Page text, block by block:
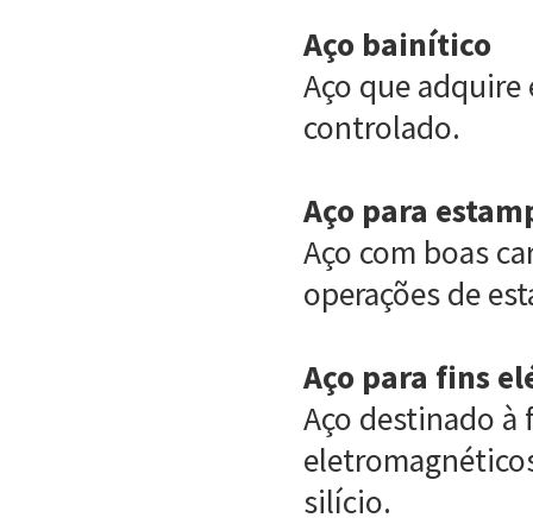
Aço bainítico
Aço que
controlado.
Aço para
Aço com boas
operações de
Aço para fins
Aço destinado à
silício.